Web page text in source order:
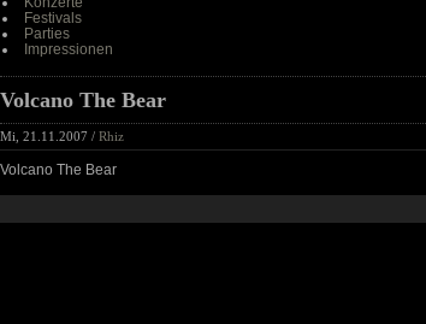
Festivals
Parties
Impressionen
Volcano The Bear
Mi, 21.11.2007 / Rhiz
Volcano The Bear